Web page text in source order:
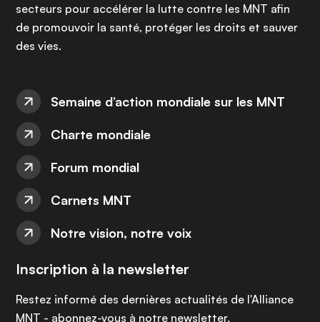
secteurs pour accélérer la lutte contre les MNT afin
de promouvoir la santé, protéger les droits et sauver
des vies.
Semaine d’action mondiale sur les MNT
Charte mondiale
Forum mondial
Carnets MNT
Notre vision, notre voix
Inscription à la newsletter
Restez informé des dernières actualités de l'Alliance
MNT - abonnez-vous à notre newsletter.